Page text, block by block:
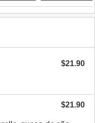
$21.90
$21.90